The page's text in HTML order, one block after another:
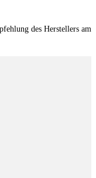
des Herstellers am